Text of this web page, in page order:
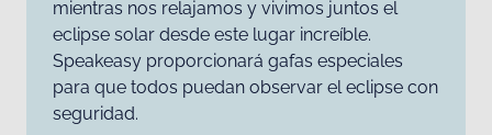
mientras nos relajamos y vivimos juntos el
eclipse solar desde este lugar increíble.
Speakeasy proporcionará gafas especiales
para que todos puedan observar el eclipse con
seguridad.